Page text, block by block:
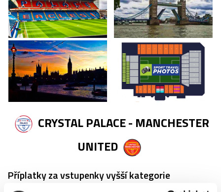
CRYSTAL PALACE - MANCHESTER
UNITED
Příplatky za vstupenky vyšší kategorie